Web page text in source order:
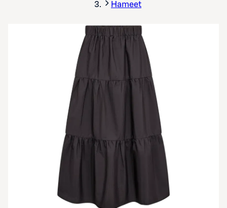
Hameet
Avaa tuotekuva suurennettuna